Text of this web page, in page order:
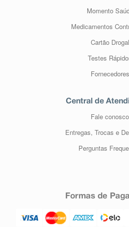
Momento
Medicamentos
Cartão Drogal
Testes
Fornecedores
Central de
Fale conosco
Entregas, Trocas e
Perguntas
Formas de